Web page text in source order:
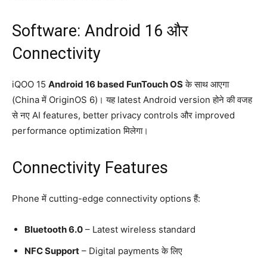
Software: Android 16 और
Connectivity
iQOO 15 Android 16 based FunTouch OSके साथ आएगा
(China में OriginOS 6)। यह latest Android version होने की वजह
से नए AI features, better privacy controls और improved
performance optimization मिलेगा।
Connectivity Features
Phone में cutting-edge connectivity options हैं:
Bluetooth 6.0 – Latest wireless standard
NFC Support – Digital payments के लिए